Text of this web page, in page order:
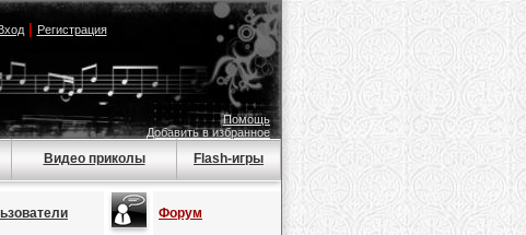
| Регистрация
Помощь
Добавить в избранное
Видео приколы Flash-игры
Форум